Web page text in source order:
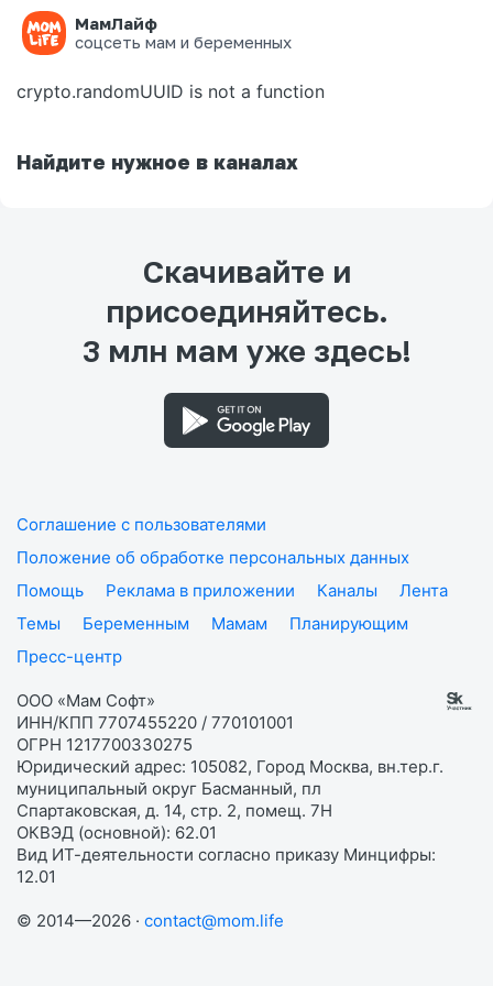
МамЛайф
соцсеть мам и беременных
Ошибка на странице
crypto.randomUUID is not a function
Найдите нужное в каналах
Скачивайте и
присоединяйтесь.
3 млн мам уже здесь!
Соглашение с пользователями
Положение об обработке персональных данных
Помощь
Реклама в приложении Каналы
Лента
Темы
Беременным Мамам
Планирующим
Пресс-центр
ООО «Мам Софт»
ИНН/КПП 7707455220 / 770101001
ОГРН 1217700330275
Юридический адрес: 105082, Город Москва, вн.тер.г.
муниципальный округ Басманный, пл
Спартаковская, д. 14, стр. 2, помещ. 7Н
ОКВЭД (основной): 62.01
Вид ИТ-деятельности согласно приказу Минцифры:
12.01
© 2014—2026 · contact@mom.life